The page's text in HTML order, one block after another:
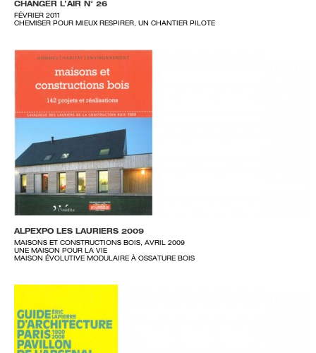
CHANGER L’AIR N° 26
FÉVRIER 2011
CHEMISER POUR MIEUX RESPIRER, UN CHANTIER PILOTE
ALPEXPO LES LAURIERS 2009
MAISONS ET CONSTRUCTIONS BOIS, AVRIL 2009
UNE MAISON POUR LA VIE
MAISON ÉVOLUTIVE MODULAIRE À OSSATURE BOIS